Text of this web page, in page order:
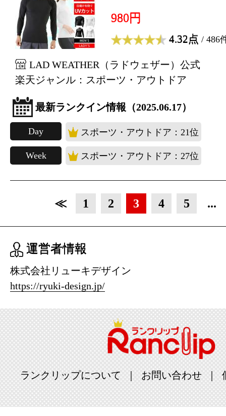
980円
4.32点 / 486
LAD WEATHER（ラドウェザー）公式
楽天ジャンル：スポーツ・アウトドア
最新ランクイン情報（2025.06.17）
Day スポーツ・アウトドア：21位
Week スポーツ・アウトドア：27位
≪ 1 2 3 4 5 ...
運営者情報
株式会社リューキデザイン
https://ryuki-design.jp/
ランクリップについて お問い合わせ